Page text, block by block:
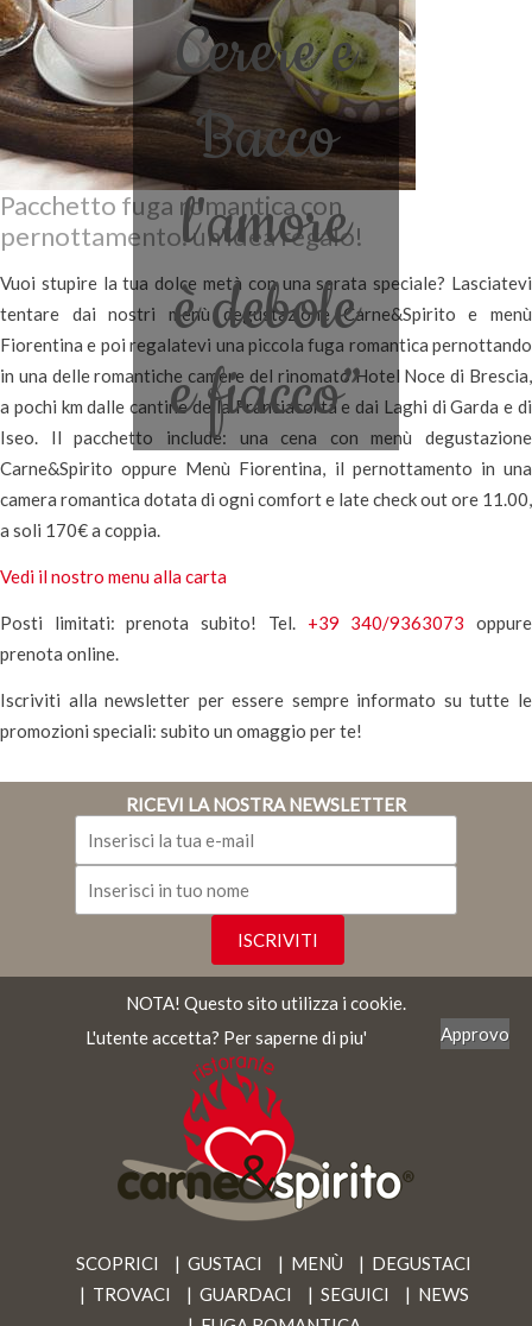
Cerere e
Bacco
l'amore
è debole
e fiacco”
Pacchetto fuga romantica con
pernottamento: un'idea regalo!
Vuoi stupire la tua dolce metà con una serata speciale? Lasciatevi
tentare dai nostri menù degustazione Carne&Spirito e menù
Fiorentina e poi regalatevi una piccola fuga romantica pernottando
in una delle romantiche camere del rinomato Hotel Noce di Brescia,
a pochi km dalle cantine della Franciacorta e dai Laghi di Garda e di
Iseo. Il pacchetto include: una cena con menù degustazione
Carne&Spirito oppure Menù Fiorentina, il pernottamento in una
camera romantica dotata di ogni comfort e late check out ore 11.00,
a soli 170€ a coppia.
Vedi il nostro menu alla carta
Posti limitati: prenota subito! Tel. +39 340/9363073 oppure
prenota online.
Iscriviti alla newsletter per essere sempre informato su tutte le
promozioni speciali: subito un omaggio per te!
RICEVI LA NOSTRA NEWSLETTER
NOTA! Questo sito utilizza i cookie.
L'utente accetta? Per saperne di piu' Approvo
SCOPRICI GUSTACI MENÙ
DEGUSTACI
TROVACI
GUARDACI SEGUICI
NEWS